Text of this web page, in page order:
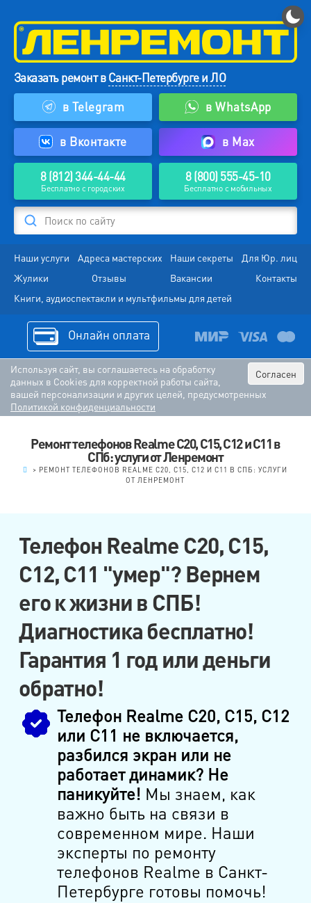
Заказать ремонт вСанкт-Петербурге и ЛО
в Telegram
в WhatsApp
в Вконтакте в Max
8 (812) 344-44-44
Бесплатно с городских
8 (800) 555-45-10
Бесплатно с мобильных
Поиск по сайту
Наши услуги Адреса мастерских Наши секреты
Для Юр. лиц
Жулики
Отзывы Вакансии
Контакты
Книги, аудиоспектакли и мультфильмы для детей
Онлайн оплата
Согласен
Используя сайт, вы соглашаетесь на обработку
данных в Cookies для корректной работы сайта,
вашей персонализации и других целей, предусмотренных
Политикой конфиденциальности
Ремонт телефонов Realme C20, C15, C12 и C11 в
СПб: услуги от Ленремонт
> РЕМОНТ ТЕЛЕФОНОВ REALME C20, C15, C12 И C11 В СПБ: УСЛУГИ
ОТ ЛЕНРЕМОНТ
Телефон Realme C20, C15,
C12, C11 "умер"? Вернем
его к жизни в СПБ!
Диагностика бесплатно!
Гарантия 1 год или деньги
обратно!
Телефон Realme С20, C15, C12
или C11 не включается,
разбился экран или не
работает динамик? Не
паникуйте! Мы знаем, как
важно быть на связи в
современном мире. Наши
эксперты по ремонту
телефонов Realme в Санкт-
Петербурге готовы помочь!